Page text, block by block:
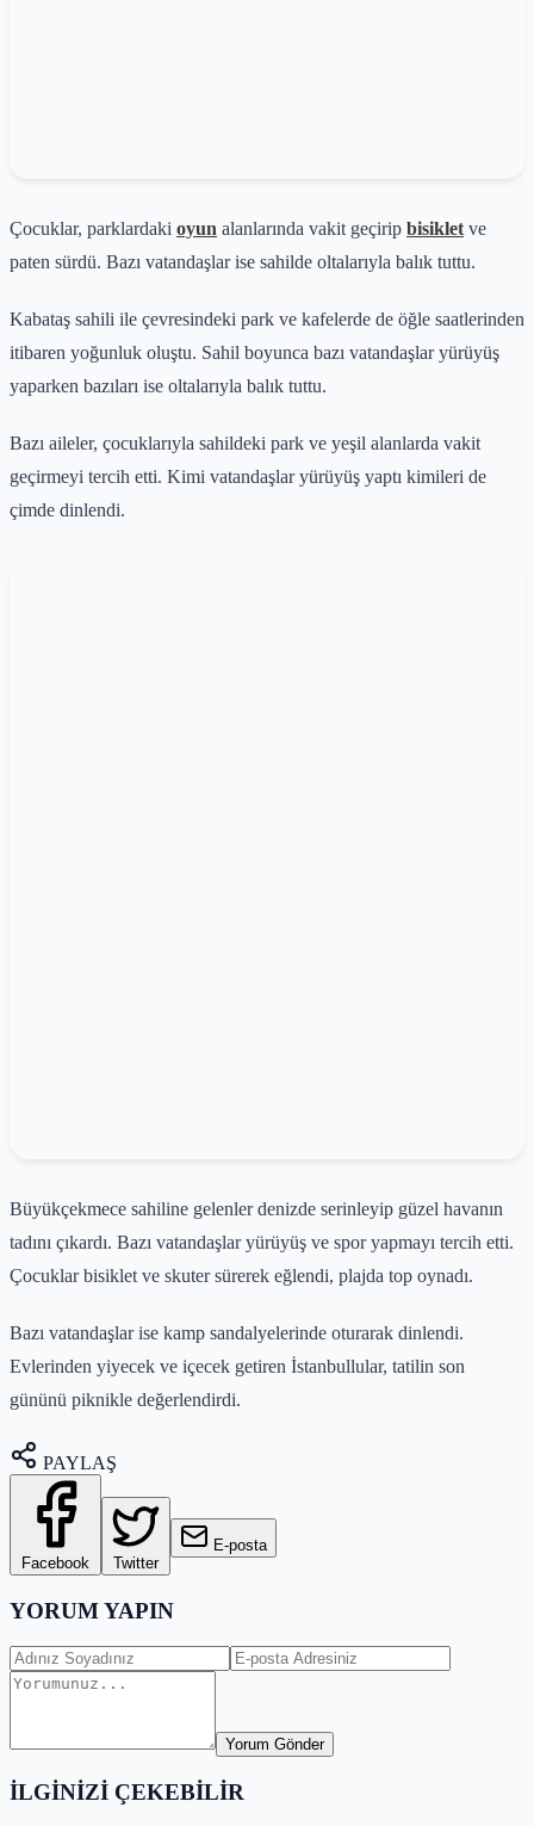
Çocuklar, parklardaki oyun alanlarında vakit geçirip bisiklet ve
paten sürdü. Bazı vatandaşlar ise sahilde oltalarıyla balık tuttu.
Kabataş sahili ile çevresindeki park ve kafelerde de öğle saatlerinden
itibaren yoğunluk oluştu. Sahil boyunca bazı vatandaşlar yürüyüş
yaparken bazıları ise oltalarıyla balık tuttu.
Bazı aileler, çocuklarıyla sahildeki park ve yeşil alanlarda vakit
geçirmeyi tercih etti. Kimi vatandaşlar yürüyüş yaptı kimileri de
çimde dinlendi.
Büyükçekmece sahiline gelenler denizde serinleyip güzel havanın
tadını çıkardı. Bazı vatandaşlar yürüyüş ve spor yapmayı tercih etti.
Çocuklar bisiklet ve skuter sürerek eğlendi, plajda top oynadı.
Bazı vatandaşlar ise kamp sandalyelerinde oturarak dinlendi.
Evlerinden yiyecek ve içecek getiren İstanbullular, tatilin son
gününü piknikle değerlendirdi.
PAYLAŞ
Facebook Twitter
E-posta
YORUM YAPIN
Yorum Gönder
İLGİNİZİ ÇEKEBİLİR